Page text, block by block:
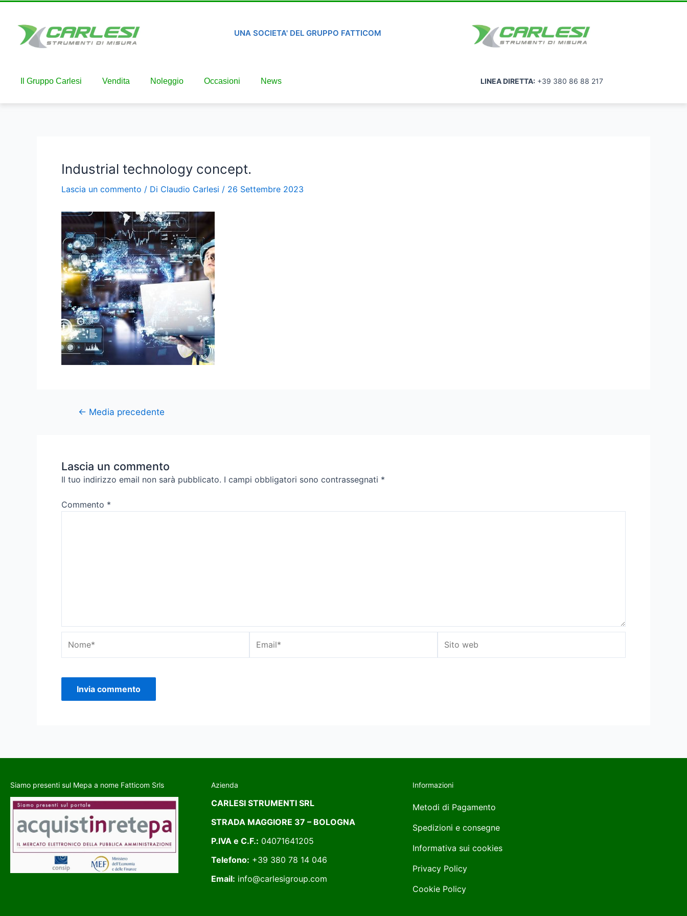
UNA SOCIETA' DEL GRUPPO FATTICOM
Il Gruppo Carlesi Vendita Noleggio Occasioni News LINEA DIRETTA: +39 380 86 88 217
Industrial technology concept.
Lascia un commento / Di Claudio Carlesi / 26 Settembre 2023
← Media precedente
Lascia un commento
Il tuo indirizzo email non sarà pubblicato. I campi obbligatori sono contrassegnati *
Commento *
Siamo presenti sul Mepa a nome Fatticom Srls Azienda
CARLESI STRUMENTI SRL
STRADA MAGGIORE 37 – BOLOGNA
P.IVA e C.F.: 04071641205
Telefono: +39 380 78 14 046
Email: info@carlesigroup.com
Informazioni
Metodi di Pagamento
Spedizioni e consegne
Informativa sui cookies
Privacy Policy
Cookie Policy